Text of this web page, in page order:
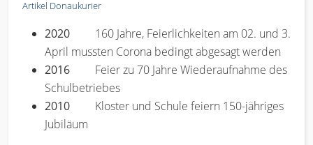
Artikel Donaukurier
2020
160 Jahre, Feierlichkeiten am 02. und 3.
April mussten Corona bedingt abgesagt werden
2016 Feier zu 70 Jahre Wiederaufnahme des
Schulbetriebes
2010 Kloster und Schule feiern 150-jähriges
Jubiläum